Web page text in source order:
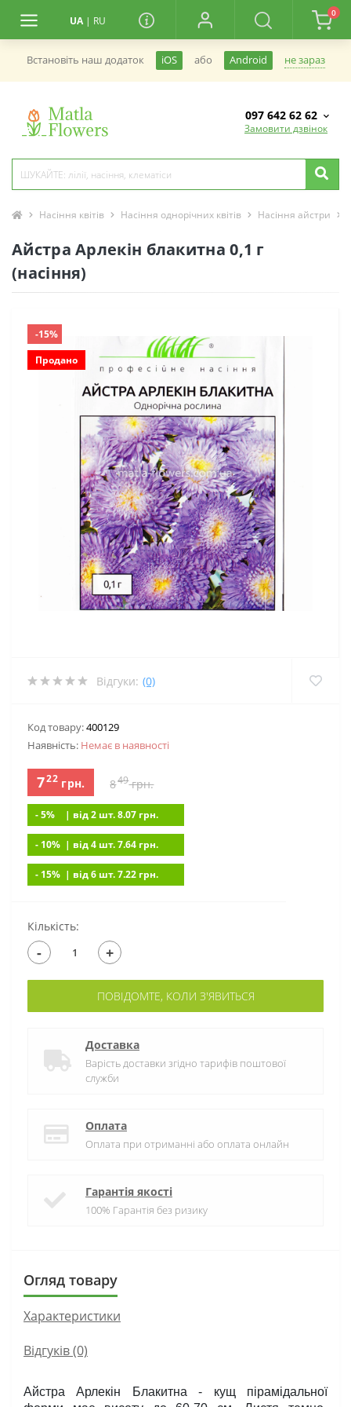
UA | RU
0
Встановiть наш додаток iOS або Android не зараз
097 642 62 62
Замовити дзвінок
Насіння квітів Насіння однорічних квітів Насіння айстри
Айстра Арлекін блакитна 0,1 г
(насіння)
-15%
Продано
Відгуки: (0)
Код товару:400129
Наявність: Немає в наявностi
722грн. 849грн.
- 5% | вiд 2 шт. 8.07 грн.
- 10% | вiд 4 шт. 7.64 грн.
- 15% | вiд 6 шт. 7.22 грн.
Кількість:
- +
ПОВІДОМТЕ, КОЛИ З'ЯВИТЬСЯ
Доставка
Варість доставки згідно тарифів поштової
служби
Оплата
Оплата при отриманні або оплата онлайн
Гарантія якості
100% Гарантія без ризику
Огляд товару
Характеристики
Відгуків (0)
Айстра Арлекін Блакитна - кущ пірамідальної